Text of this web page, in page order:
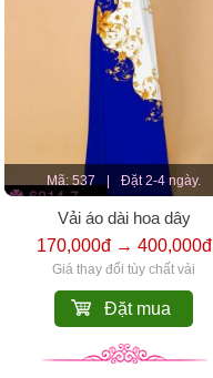
Mã: 537 | Đặt 2-4 ngày.
Vải áo dài hoa dây
170,000đ → 400,000đ
Giá thay đổi tùy chất vải
Đặt mua